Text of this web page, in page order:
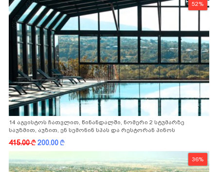
52%
14 აგვისტოს ჩათვლით, წინანდალში, ნომერი 2 სტუმარზე
საუზმით, აუზით, ენ სემონინ სპას და რესტორან პინოს
ფასდაკლებით
415.00k200.00k
36%